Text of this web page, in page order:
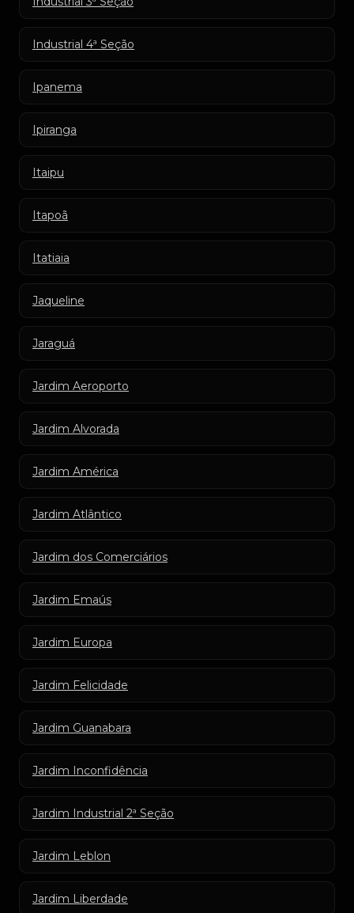
Industrial 4ª Seção
Ipanema
Ipiranga
Itaipu
Itapoã
Itatiaia
Jaqueline
Jaraguá
Jardim Aeroporto
Jardim Alvorada
Jardim América
Jardim Atlântico
Jardim dos Comerciários
Jardim Emaús
Jardim Europa
Jardim Felicidade
Jardim Guanabara
Jardim Inconfidência
Jardim Industrial 2ª Seção
Jardim Leblon
Jardim Liberdade